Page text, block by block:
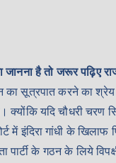
है तो जरूर पढ़िए
का सूत्रपात करने का
क्योंकि यदि चौधरी
में इंदिरा गांधी के खिलाफ
पार्टी के गठन के लिये